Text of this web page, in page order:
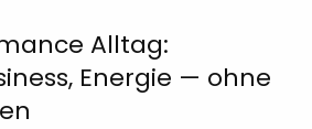
Alltag:
Energie — ohne